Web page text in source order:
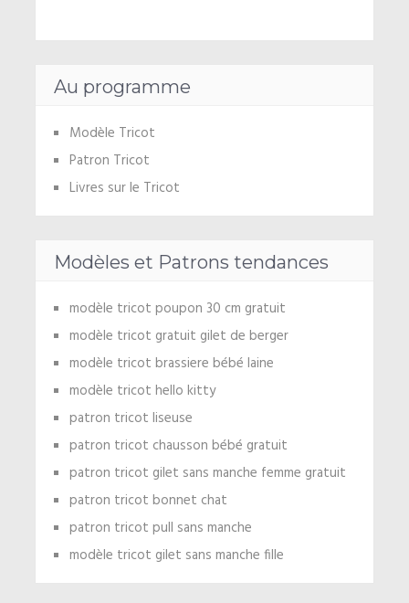
Au programme
Modèle Tricot
Patron Tricot
Livres sur le Tricot
Modèles et Patrons tendances
modèle tricot poupon 30 cm gratuit
modèle tricot gratuit gilet de berger
modèle tricot brassiere bébé laine
modèle tricot hello kitty
patron tricot liseuse
patron tricot chausson bébé gratuit
patron tricot gilet sans manche femme gratuit
patron tricot bonnet chat
patron tricot pull sans manche
modèle tricot gilet sans manche fille